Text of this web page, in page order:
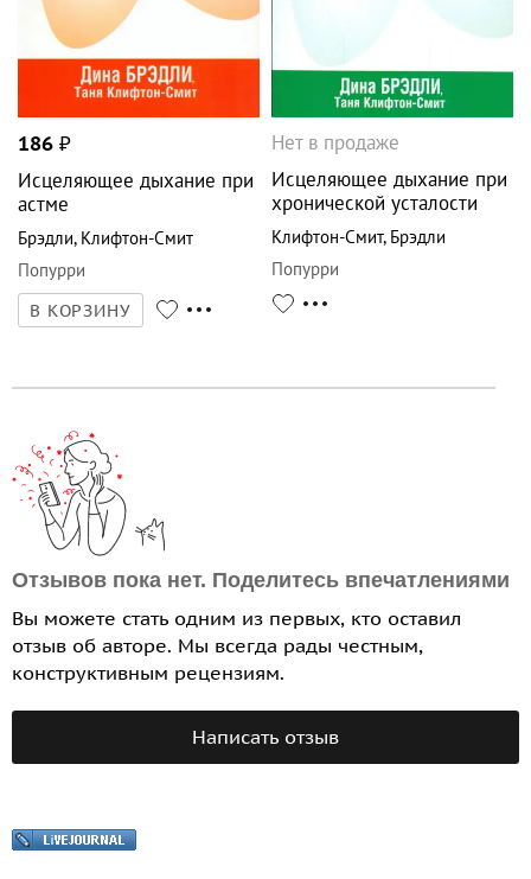
186 ₽
Исцеляющее дыхание при
астме
Брэдли, Клифтон-Смит
Попурри
В КОРЗИНУ
Нет в продаже
Исцеляющее дыхание при
хронической усталости
Клифтон-Смит, Брэдли
Попурри
Отзывов пока нет. Поделитесь впечатлениями
Вы можете стать одним из первых, кто оставил
отзыв об авторе. Мы всегда рады честным,
конструктивным рецензиям.
Написать отзыв